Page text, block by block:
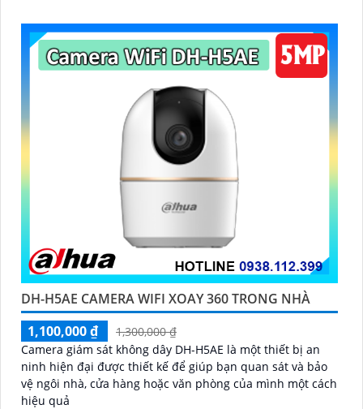
DH-H5AE CAMERA WIFI XOAY 360 TRONG NHÀ
1,100,000 ₫
1,300,000 ₫
Camera giám sát không dây DH-H5AE là một thiết bị an
ninh hiện đại được thiết kế để giúp bạn quan sát và bảo
vệ ngôi nhà, cửa hàng hoặc văn phòng của mình một cách
hiệu quả